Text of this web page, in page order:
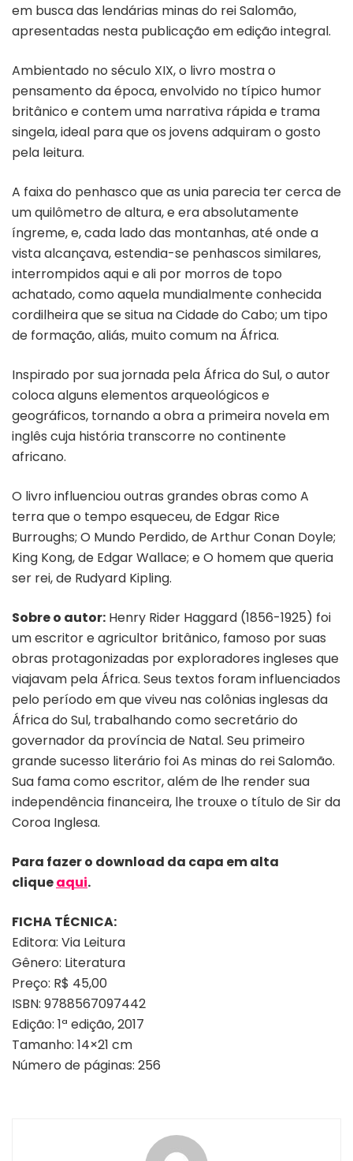
em busca das lendárias minas do rei Salomão,
apresentadas nesta publicação em edição integral.
Ambientado no século XIX, o livro mostra o
pensamento da época, envolvido no típico humor
britânico e contem uma narrativa rápida e trama
singela, ideal para que os jovens adquiram o gosto
pela leitura.
A faixa do penhasco que as unia parecia ter cerca de
um quilômetro de altura, e era absolutamente
íngreme, e, cada lado das montanhas, até onde a
vista alcançava, estendia-se penhascos similares,
interrompidos aqui e ali por morros de topo
achatado, como aquela mundialmente conhecida
cordilheira que se situa na Cidade do Cabo; um tipo
de formação, aliás, muito comum na África.
Inspirado por sua jornada pela África do Sul, o autor
coloca alguns elementos arqueológicos e
geográficos, tornando a obra a primeira novela em
inglês cuja história transcorre no continente
africano.
O livro influenciou outras grandes obras como A
terra que o tempo esqueceu, de Edgar Rice
Burroughs; O Mundo Perdido, de Arthur Conan Doyle;
King Kong, de Edgar Wallace; e O homem que queria
ser rei, de Rudyard Kipling.
Sobre o autor: Henry Rider Haggard (1856-1925) foi
um escritor e agricultor britânico, famoso por suas
obras protagonizadas por exploradores ingleses que
viajavam pela África. Seus textos foram influenciados
pelo período em que viveu nas colônias inglesas da
África do Sul, trabalhando como secretário do
governador da província de Natal. Seu primeiro
grande sucesso literário foi As minas do rei Salomão.
Sua fama como escritor, além de lhe render sua
independência financeira, lhe trouxe o título de Sir da
Coroa Inglesa.
Para fazer o download da capa em alta
cliqueaqui.
FICHA TÉCNICA:
Editora: Via Leitura
Gênero: Literatura
Preço: R$ 45,00
ISBN: 9788567097442
Edição: 1ª edição, 2017
Tamanho: 14×21 cm
Número de páginas: 256